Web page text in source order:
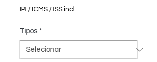
IPI / ICMS / ISS incl.
Tipos *